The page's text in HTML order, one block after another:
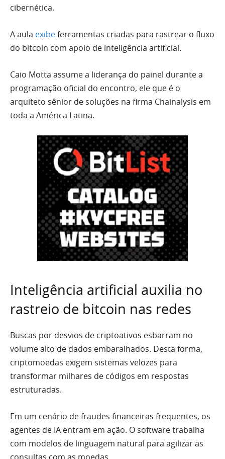
cibernética.
A aula exibeferramentas criadas para rastrear o fluxo
do bitcoin com apoio de inteligência artificial.
Caio Motta assume a liderança do painel durante a
programação oficial do encontro, ele que é o
arquiteto sênior de soluções na firma Chainalysis em
toda a América Latina.
Inteligência artificial auxilia no
rastreio de bitcoin nas redes
Buscas por desvios de criptoativos esbarram no
volume alto de dados embaralhados. Desta forma,
criptomoedas exigem sistemas velozes para
transformar milhares de códigos em respostas
estruturadas.
Em um cenário de fraudes financeiras frequentes, os
agentes de IA entram em ação. O software trabalha
com modelos de linguagem natural para agilizar as